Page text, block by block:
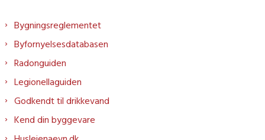
Bygningsreglementet
Byfornyelsesdatabasen
Radonguiden
Legionellaguiden
Godkendt til drikkevand
Kend din byggevare